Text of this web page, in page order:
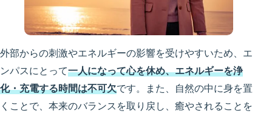
外部からの刺激やエネルギーの影響を受けやすいため、エ
ンパスにとって一人になって心を休め、エネルギーを浄
化・充電する時間は不可欠です。また、自然の中に身を置
くことで、本来のバランスを取り戻し、癒やされることを